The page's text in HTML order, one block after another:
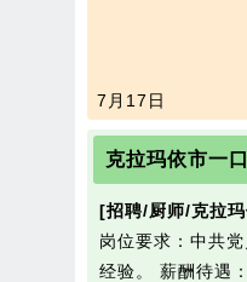
7月17日
克拉玛依市一
[招聘/厨师/克拉
岗位要求：中共
经验。 薪酬待遇